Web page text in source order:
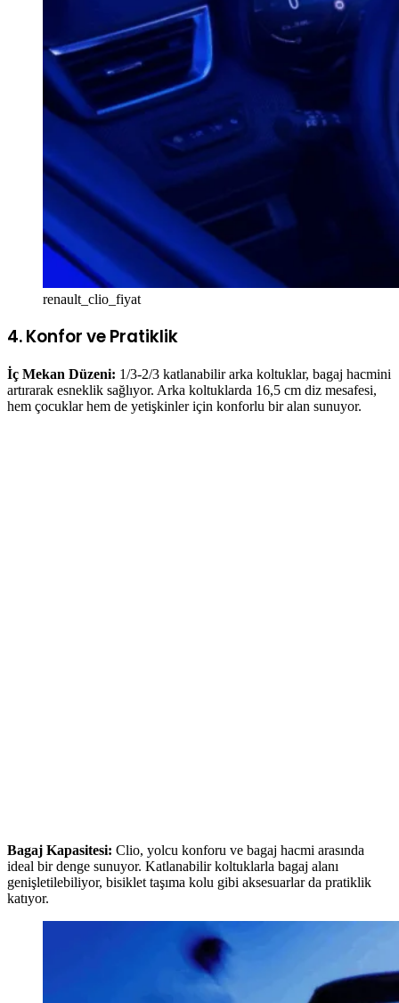
renault_clio_fiyat
4. Konfor ve Pratiklik
İç Mekan Düzeni: 1/3-2/3 katlanabilir arka koltuklar, bagaj hacmini
artırarak esneklik sağlıyor. Arka koltuklarda 16,5 cm diz mesafesi,
hem çocuklar hem de yetişkinler için konforlu bir alan sunuyor.
Bagaj Kapasitesi: Clio, yolcu konforu ve bagaj hacmi arasında
ideal bir denge sunuyor. Katlanabilir koltuklarla bagaj alanı
genişletilebiliyor, bisiklet taşıma kolu gibi aksesuarlar da pratiklik
katıyor.